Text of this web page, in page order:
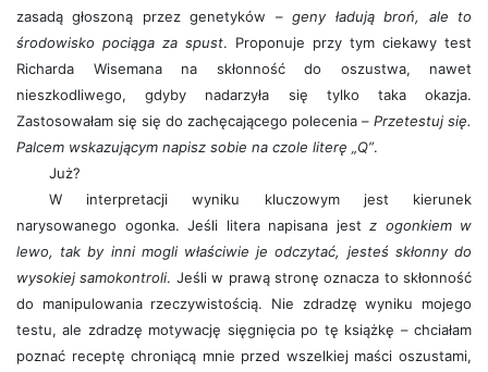
zasadą głoszoną przez genetyków –geny ładują broń, ale to
środowisko pociąga za spust. Proponuje przy tym ciekawy test
Richarda Wisemana na skłonność do oszustwa, nawet
nieszkodliwego, gdyby nadarzyła się tylko taka okazja.
Zastosowałam się się do zachęcającego polecenia – Przetestuj się.
Palcem wskazującym napisz sobie na czole literę „Q”.
Już?
W interpretacji wyniku kluczowym jest kierunek
narysowanego ogonka. Jeśli litera napisana jest z ogonkiem w
lewo, tak by inni mogli właściwie je odczytać, jesteś skłonny do
wysokiej samokontroli. Jeśli w prawą stronę oznacza to skłonność
do manipulowania rzeczywistością. Nie zdradzę wyniku mojego
testu, ale zdradzę motywację sięgnięcia po tę książkę – chciałam
poznać receptę chroniącą mnie przed wszelkiej maści oszustami,